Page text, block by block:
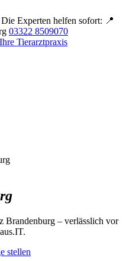
Experten helfen sofort: 📍
03322 8509070
Tierarztpraxis
Brandenburg – verlässlich vor
stellen